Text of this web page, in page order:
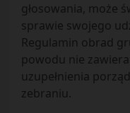
głosowania, może
sprawie swojego
Regulamin obrad
powodu nie
uzupełnienia
zebraniu.